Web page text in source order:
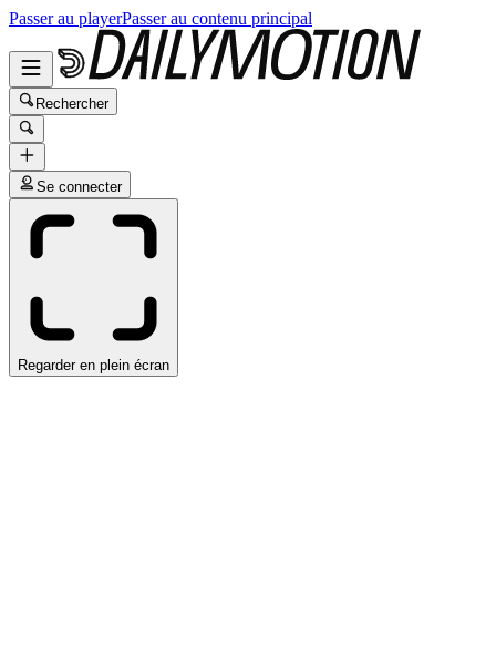
Passer au playerPasser au contenu principal
Rechercher
Se connecter
Regarder en plein écran